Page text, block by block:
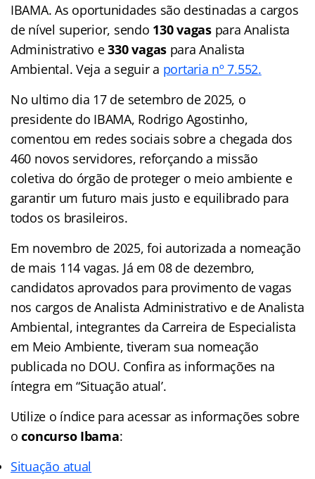
IBAMA. As oportunidades são destinadas a cargos
de nível superior, sendo 130 vagaspara Analista
Administrativo e330 vagas para Analista
Ambiental. Veja a seguir a portaria nº 7.552.
No ultimo dia 17 de setembro de 2025, o
presidente do IBAMA, Rodrigo Agostinho,
comentou em redes sociais sobre a chegada dos
460 novos servidores, reforçando a missão
coletiva do órgão de proteger o meio ambiente e
garantir um futuro mais justo e equilibrado para
todos os brasileiros.
Em novembro de 2025, foi autorizada a nomeação
de mais 114 vagas. Já em 08 de dezembro,
candidatos aprovados para provimento de vagas
nos cargos de Analista Administrativo e de Analista
Ambiental, integrantes da Carreira de Especialista
em Meio Ambiente, tiveram sua nomeação
publicada no DOU. Confira as informações na
íntegra em “Situação atual’.
Utilize o índice para acessar as informações sobre
oconcurso Ibama:
Situação atual